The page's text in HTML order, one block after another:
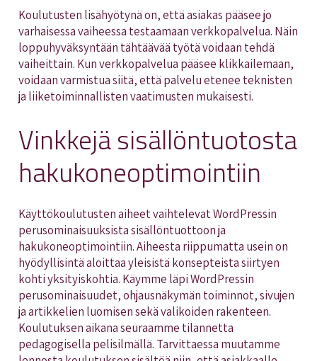
Koulutusten lisähyötynä on, että asiakas pääsee jo
varhaisessa vaiheessa testaamaan verkkopalvelua. Näin
loppuhyväksyntään tähtäävää työtä voidaan tehdä
vaiheittain. Kun verkkopalvelua pääsee klikkailemaan,
voidaan varmistua siitä, että palvelu etenee teknisten
ja liiketoiminnallisten vaatimusten mukaisesti.
Vinkkejä sisällöntuotosta
hakukoneoptimointiin
Käyttökoulutusten aiheet vaihtelevat WordPressin
perusominaisuuksista sisällöntuottoon ja
hakukoneoptimointiin. Aiheesta riippumatta usein on
hyödyllisintä aloittaa yleisistä konsepteista siirtyen
kohti yksityiskohtia. Käymme läpi WordPressin
perusominaisuudet, ohjausnäkymän toiminnot, sivujen
ja artikkelien luomisen sekä valikoiden rakenteen.
Koulutuksen aikana seuraamme tilannetta
pedagogisella pelisilmällä. Tarvittaessa muutamme